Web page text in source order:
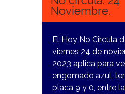
Noviembre.
El Hoy No Circula
viernes 24 de
2023 aplica para
engomado azul,
placa 9 y 0, entre